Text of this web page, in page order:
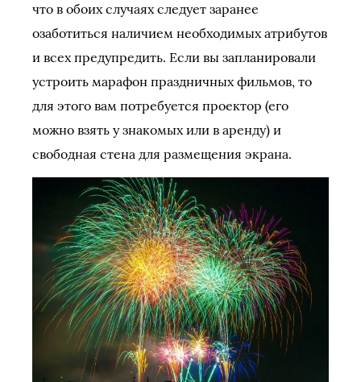
что в обоих случаях следует заранее
озаботиться наличием необходимых атрибутов
и всех предупредить. Если вы запланировали
устроить марафон праздничных фильмов, то
для этого вам потребуется проектор (его
можно взять у знакомых или в аренду) и
свободная стена для размещения экрана.